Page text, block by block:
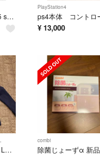
パワプロ 2024-2025 switch
PlayStation4
¥ 13,000
BURBERRY BLACK LABEL ジャケット、パーカー
combi
除菌じょーずα 新品